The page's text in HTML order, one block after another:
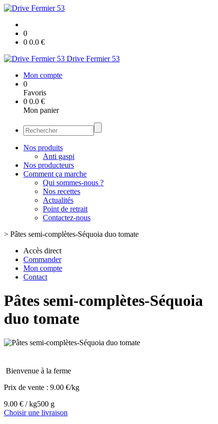
0
0 0.0 €
Drive Fermier 53
Mon compte
0
Favoris
0 0.0 €
Mon panier
Nos produits
Anti gaspi
Nos producteurs
Comment ça marche
Qui sommes-nous ?
Nos recettes
Actualités
Point de retrait
Contactez-nous
> Pâtes semi-complètes-Séquoia duo tomate
Accès direct
Commander
Mon compte
Contact
Pâtes semi-complètes-Séquoia
duo tomate
Bienvenue à la ferme
Prix de vente : 9.00 €/kg
9.00 € / kg500 g
Choisir une livraison